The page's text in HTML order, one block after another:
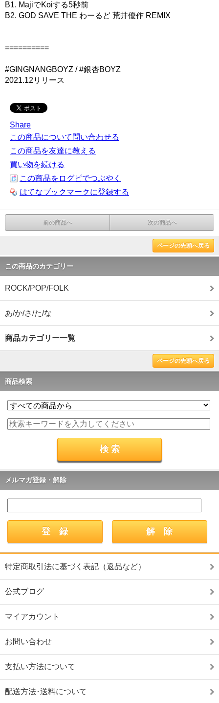
B1. MajiでKoiする5秒前
B2. GOD SAVE THE わーるど 荒井優作 REMIX
==========
#GINGNANGBOYZ / #銀杏BOYZ
2021.12リリース
Share
この商品について問い合わせる
この商品を友達に教える
買い物を続ける
この商品をログピでつぶやく
はてなブックマークに登録する
前の商品へ 次の商品へ
ページの先頭へ戻る
この商品のカテゴリー
ROCK/POP/FOLK
あ/か/さ/た/な
商品カテゴリー一覧
ページの先頭へ戻る
商品検索
メルマガ登録・解除
特定商取引法に基づく表記（返品など）
公式ブログ
マイアカウント
お問い合わせ
支払い方法について
配送方法･送料について